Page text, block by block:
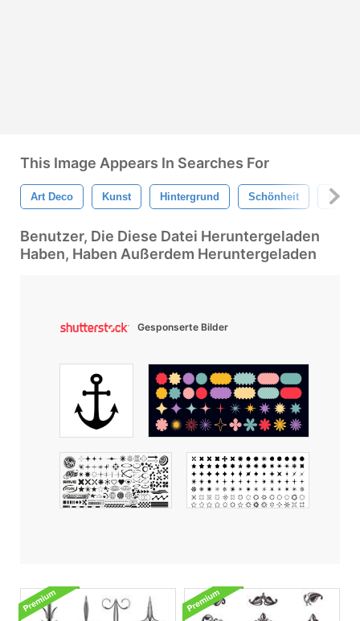
This Image Appears In Searches For
Art Deco Kunst Hintergrund Schönheit Rand
Benutzer, Die Diese Datei Heruntergeladen
Haben, Haben Außerdem Heruntergeladen
Gesponserte Bilder